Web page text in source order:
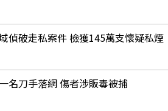
偵破走私案件 檢獲145萬支懷疑私煙
名刀手落網 傷者涉販毒被捕